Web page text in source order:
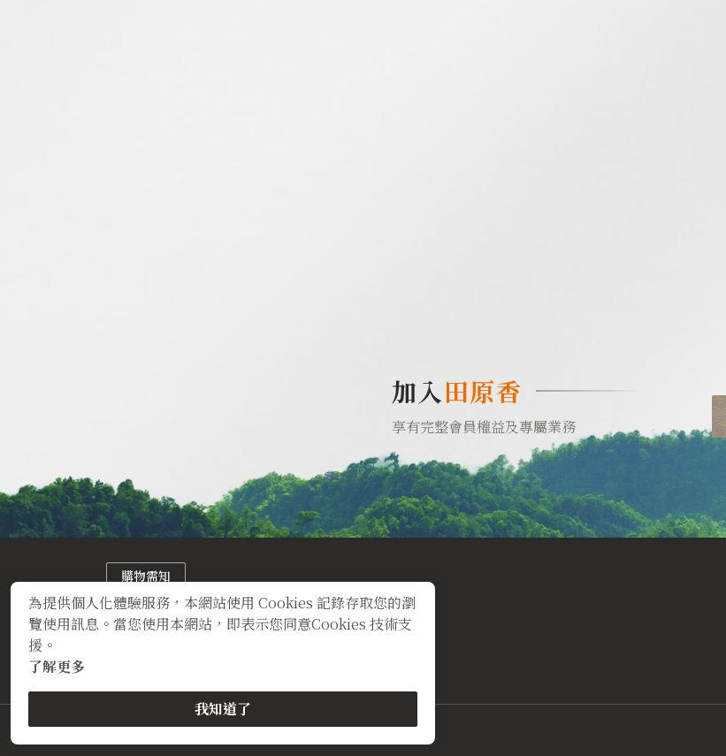
為提供個人化體驗服務，本網站使用 Cookies 記錄存取您的瀏
覽使用訊息。當您使用本網站，即表示您同意Cookies 技術支
援。
了解更多
我知道了
加入田原香
享有完整會員權益及專屬業務
購物需知
營業時間:11:00am~9:00pm
servicehk@qchicken.com.tw
定型化契約 隱私權聲明